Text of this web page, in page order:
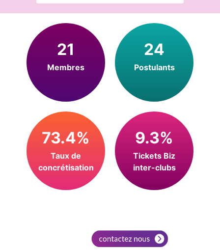
21
Membres
24
Postulants
73.4%
Taux de
concrétisation
9.3%
Tickets Biz
inter-clubs